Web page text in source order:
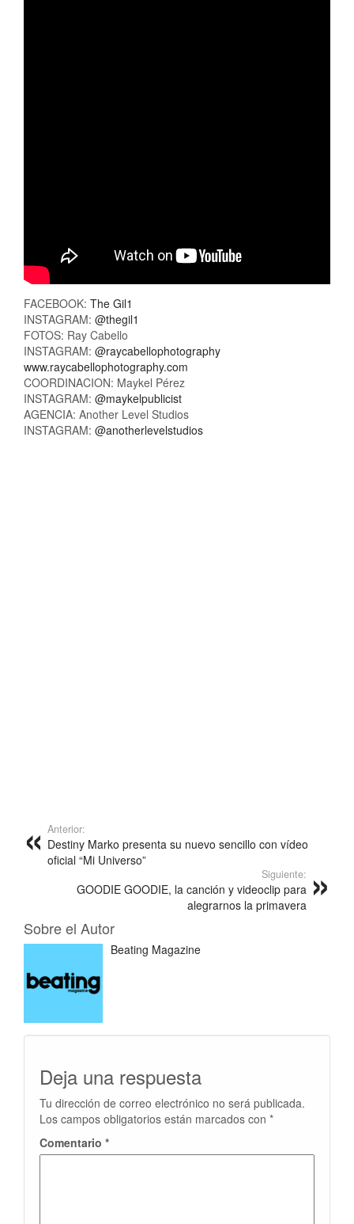
FACEBOOK: The Gil1
INSTAGRAM: @thegil1
FOTOS: Ray Cabello
INSTAGRAM: @raycabellophotography
www.raycabellophotography.com
COORDINACION: Maykel Pérez
INSTAGRAM: @maykelpublicist
AGENCIA: Another Level Studios
INSTAGRAM: @anotherlevelstudios
Anterior:
Destiny Marko presenta su nuevo sencillo con vídeo
oficial “Mi Universo”
Siguiente:
GOODIE GOODIE, la canción y videoclip para
alegrarnos la primavera
Sobre el Autor
Beating Magazine
Deja una respuesta
Tu dirección de correo electrónico no será publicada.
Los campos obligatorios están marcados con *
Comentario *